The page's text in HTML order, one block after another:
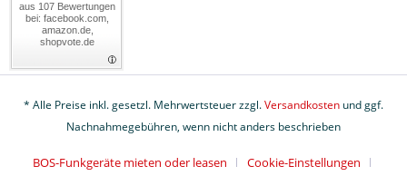
aus 107 Bewertungen
bei: facebook.com,
amazon.de,
shopvote.de
* Alle Preise inkl. gesetzl. Mehrwertsteuer zzgl.Versandkosten und ggf.
Nachnahmegebühren, wenn nicht anders beschrieben
BOS-Funkgeräte mieten oder leasen
Cookie-Einstellungen